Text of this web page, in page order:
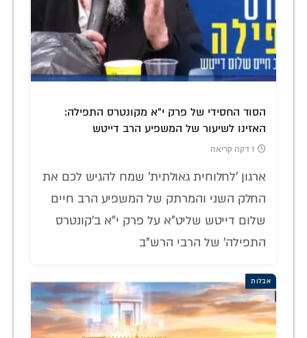
הסוד החסידי של פרק י"א מקונטרס התפילה:
האזינו לשיעור של המשפיע הרב דייטש
1 דקה קריאה
ארגון 'לחלוחית גאולתית' שמח להגיש לכם את
החלק השני והמרתק של המשפיע הרב חיים
שלום דייטש שליט"א על פרק י"א ב'קונטרס
התפילה' של הרבי הרש"ב
אבלות